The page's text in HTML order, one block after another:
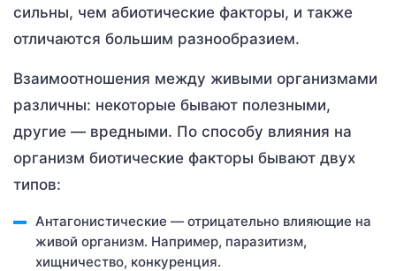
сильны, чем абиотические факторы, и также
отличаются большим разнообразием.
Взаимоотношения между живыми организмами
различны: некоторые бывают полезными,
другие — вредными. По способу влияния на
организм биотические факторы бывают двух
типов:
Антагонистические — отрицательно влияющие на
живой организм. Например, паразитизм,
хищничество, конкуренция.